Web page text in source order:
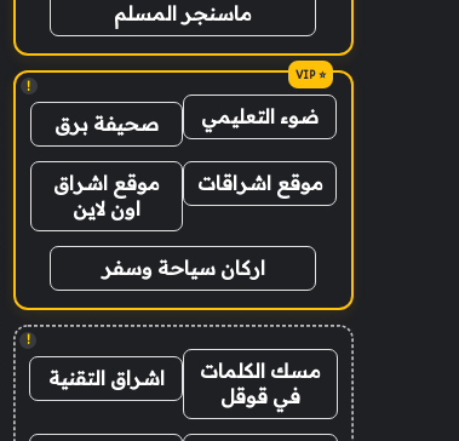
ماسنجر المسلم
!
ضوء التعليمي صحيفة برق
موقع اشراقات
موقع اشراق
اون لاين
اركان سياحة وسفر
!
مسك الكلمات
في قوقل
اشراق التقنية